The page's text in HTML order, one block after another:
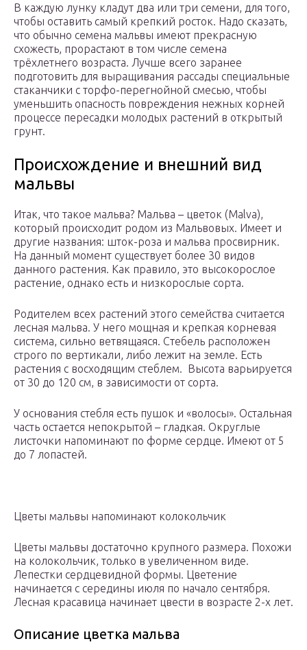
В каждую лунку кладут два или три семени, для того,
чтобы оставить самый крепкий росток. Надо сказать,
что обычно семена мальвы имеют прекрасную
схожесть, прорастают в том числе семена
трёхлетнего возраста. Лучше всего заранее
подготовить для выращивания рассады специальные
стаканчики с торфо-перегнойной смесью, чтобы
уменьшить опасность повреждения нежных корней
процессе пересадки молодых растений в открытый
грунт.
Происхождение и внешний вид
мальвы
Итак, что такое мальва? Мальва – цветок (Malva),
который происходит родом из Мальвовых. Имеет и
другие названия: шток-роза и мальва просвирник.
На данный момент существует более 30 видов
данного растения. Как правило, это высокорослое
растение, однако есть и низкорослые сорта.
Родителем всех растений этого семейства считается
лесная мальва. У него мощная и крепкая корневая
система, сильно ветвящаяся. Стебель расположен
строго по вертикали, либо лежит на земле. Есть
растения с восходящим стеблем. Высота варьируется
от 30 до 120 см, в зависимости от сорта.
У основания стебля есть пушок и «волосы». Остальная
часть остается непокрытой – гладкая. Округлые
листочки напоминают по форме сердце. Имеют от 5
до 7 лопастей.
Цветы мальвы напоминают колокольчик
Цветы мальвы достаточно крупного размера. Похожи
на колокольчик, только в увеличенном виде.
Лепестки сердцевидной формы. Цветение
начинается с середины июля по начало сентября.
Лесная красавица начинает цвести в возрасте 2-х лет.
Описание цветка мальва